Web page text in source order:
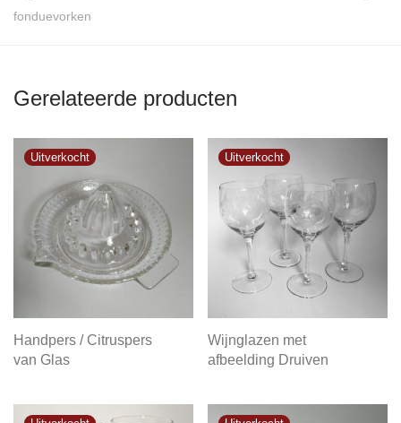
fonduevorken
Gerelateerde producten
Handpers / Citruspers
van Glas
Wijnglazen met
afbeelding Druiven